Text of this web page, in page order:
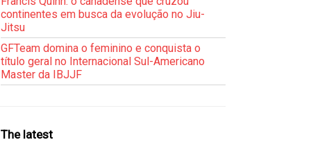
continentes em busca da evolução no Jiu-
Jitsu
GFTeam domina o feminino e conquista o
título geral no Internacional Sul-Americano
Master da IBJJF
The latest